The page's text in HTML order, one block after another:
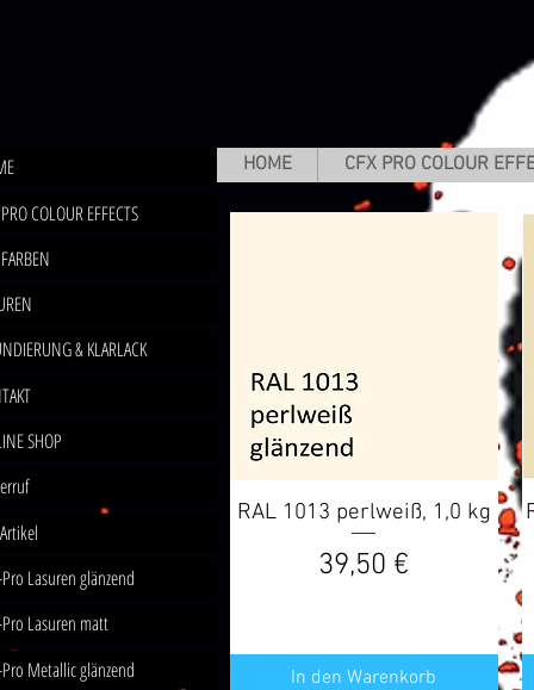
COLOUR EFFECTS
& KLARLACK
SHOP
Pro Lasuren glänzend
Pro Lasuren matt
Pro Metallic glänzend
HOME CFX PRO COLOUR
Schnellansicht
RAL 1013 perlweiß, 1,0 kg
Preis
39,50 €
In den Warenkorb